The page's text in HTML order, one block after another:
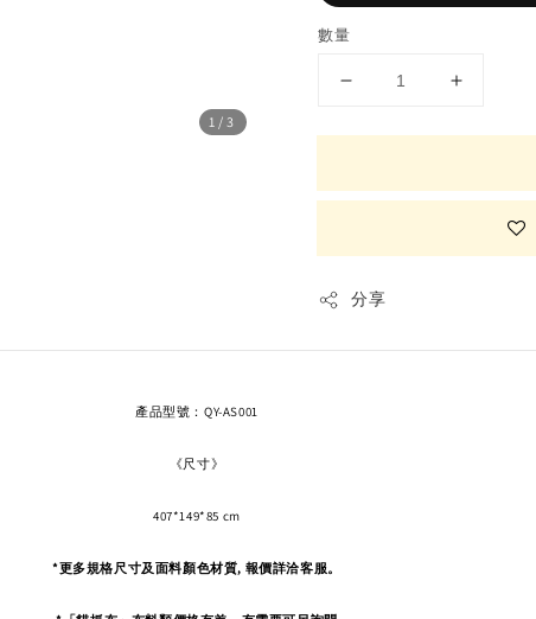
1 /3
數量
分享
產品型號：QY-AS001
《尺寸》
407*149*85 cm
*更多規格尺寸及面料顏色材質, 報價詳洽客服。